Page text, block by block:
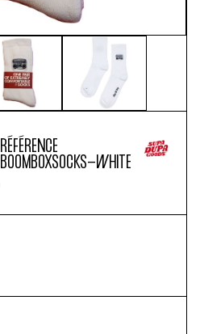
RÉFÉRENCE
BOOMBOXSOCKS-WHITE